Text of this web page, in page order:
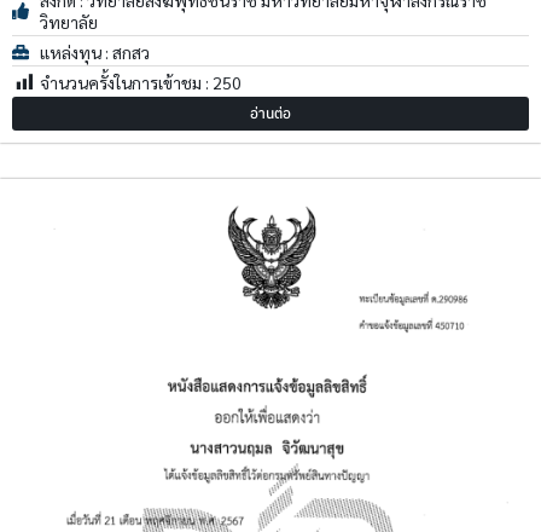
วิทยาลัย
แหล่งทุน : สกสว
จำนวนครั้งในการเข้าชม : 250
อ่านต่อ